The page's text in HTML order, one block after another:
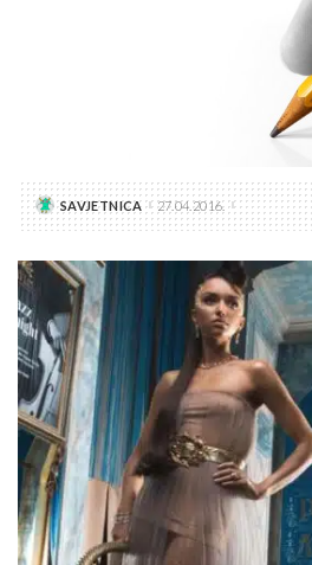
SAVJETNICA 27.04.2016.